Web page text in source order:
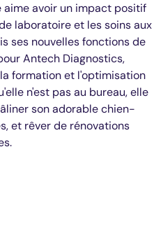
aime avoir un impact positif
laboratoire et les soins aux
ses nouvelles fonctions de
Antech Diagnostics,
formation et l'optimisation
n'est pas au bureau, elle
son adorable chien-
et rêver de rénovations